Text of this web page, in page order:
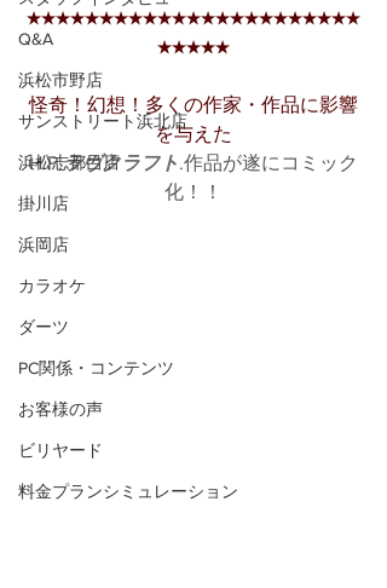
Q&A
浜松市野店
サンストリート浜北店
浜松志都呂店
掛川店
浜岡店
カラオケ
ダーツ
PC関係・コンテンツ
お客様の声
ビリヤード
料金プランシミュレーション
★★★★★★★★★★★★★★★★★★★★★★★
★★★★★
怪奇！幻想！多くの作家・作品に影響
を与えた
H.P.ラヴクラフト.作品が遂にコミック
化！！